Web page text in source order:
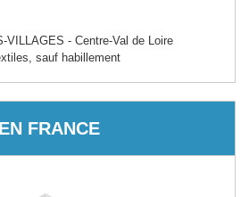
VILLAGES - Centre-Val de Loire
sauf habillement
EN FRANCE